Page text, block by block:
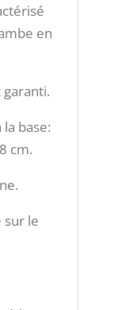
en
garanti.
base:
cm.
sur le